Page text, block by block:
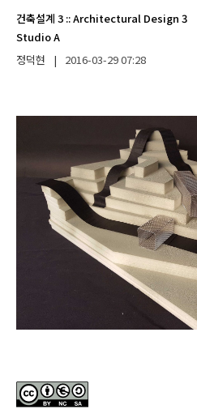
건축설계 3 ::Architectural Design 3
Studio A
정덕현
| 2016-03-2907:28